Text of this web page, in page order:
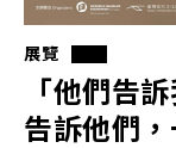
展覽
「他們告
告訴他們，